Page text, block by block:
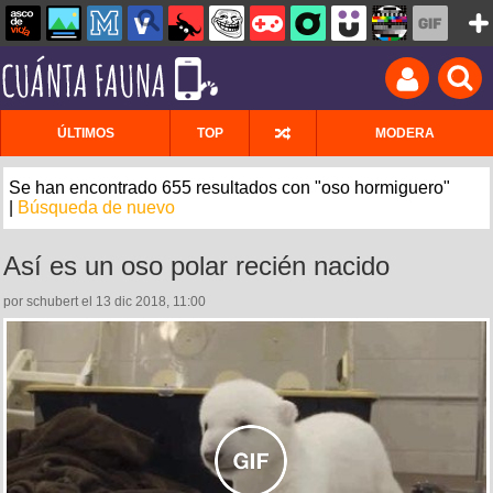
ÚLTIMOS TOP MODERA
Se han encontrado 655 resultados con "oso hormiguero"
Búsqueda de nuevo
Así es un oso polar recién nacido
por schubert el 13 dic 2018, 11:00